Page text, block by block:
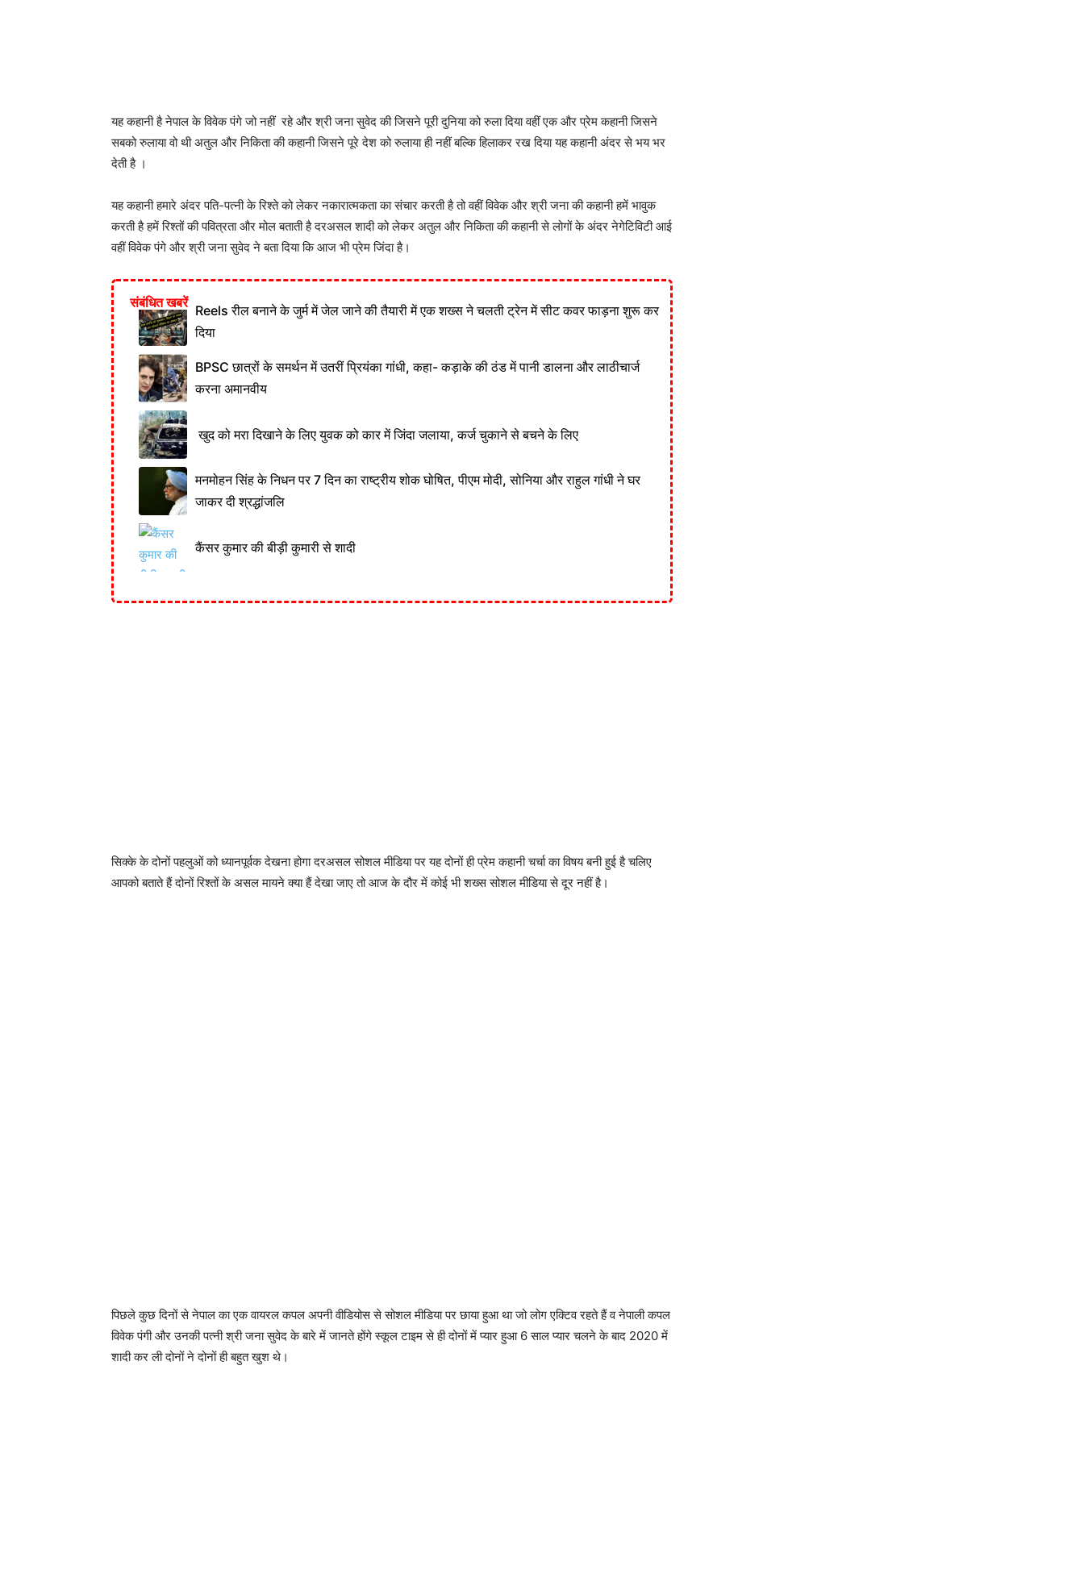
यह कहानी है नेपाल के विवेक पंगे जो नहीं रहे और श्री जना सुवेद की जिसने पूरी दुनिया को रुला दिया वहीं एक और प्रेम कहानी जिसने
सबको रुलाया वो थी अतुल और निकिता की कहानी जिसने पूरे देश को रुलाया ही नहीं बल्कि हिलाकर रख दिया यह कहानी अंदर से भय भर
देती है ।
यह कहानी हमारे अंदर पति-पत्नी के रिश्ते को लेकर नकारात्मकता का संचार करती है तो वहीं विवेक और श्री जना की कहानी हमें भावुक
करती है हमें रिश्तों की पवित्रता और मोल बताती है दरअसल शादी को लेकर अतुल और निकिता की कहानी से लोगों के अंदर नेगेटिविटी आई
वहीं विवेक पंगे और श्री जना सुवेद ने बता दिया कि आज भी प्रेम जिंदा है।
संबंधित खबरें Reels रील बनाने के जुर्म में जेल जाने की तैयारी में एक शख्स ने चलती ट्रेन में सीट कवर फाड़ना शुरू कर
दिया
BPSC छात्रों के समर्थन में उतरीं प्रियंका गांधी, कहा- कड़ाके की ठंड में पानी डालना और लाठीचार्ज
करना अमानवीय
खुद को मरा दिखाने के लिए युवक को कार में जिंदा जलाया, कर्ज चुकाने से बचने के लिए
मनमोहन सिंह के निधन पर 7 दिन का राष्ट्रीय शोक घोषित, पीएम मोदी, सोनिया और राहुल गांधी ने घर
जाकर दी श्रद्धांजलि
कैंसर कुमार की बीड़ी कुमारी से शादी
सिक्के के दोनों पहलुओं को ध्यानपूर्वक देखना होगा दरअसल सोशल मीडिया पर यह दोनों ही प्रेम कहानी चर्चा का विषय बनी हुई है चलिए
आपको बताते हैं दोनों रिश्तों के असल मायने क्या हैं देखा जाए तो आज के दौर में कोई भी शख्स सोशल मीडिया से दूर नहीं है।
पिछले कुछ दिनों से नेपाल का एक वायरल कपल अपनी वीडियोस से सोशल मीडिया पर छाया हुआ था जो लोग एक्टिव रहते हैं व नेपाली कपल
विवेक पंगी और उनकी पत्नी श्री जना सुवेद के बारे में जानते होंगे स्कूल टाइम से ही दोनों में प्यार हुआ 6 साल प्यार चलने के बाद 2020 में
शादी कर ली दोनों ने दोनों ही बहुत खुश थे।